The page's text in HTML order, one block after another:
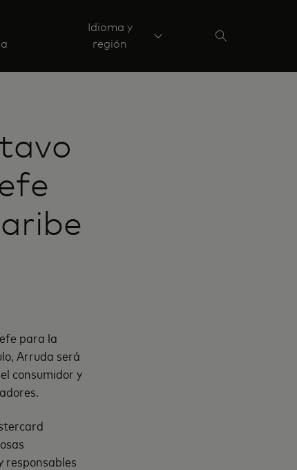
Idioma y
región
para la
Arruda será
consumidor y
responsables